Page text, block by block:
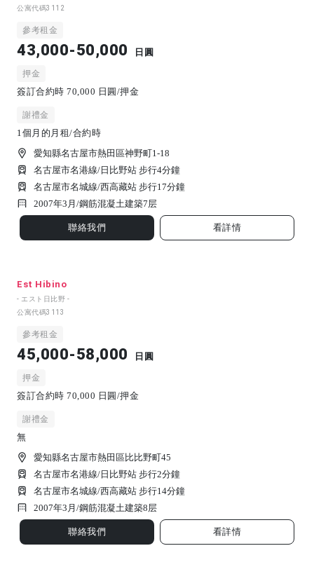
公寓代碼3112
參考租金
43,000-50,000 日圓
押金
簽訂合約時 70,000 日圓/押金
謝禮金
1個月的月租/合約時
愛知縣名古屋市熱田區神野町1-18
名古屋市名港線/日比野站 步行4分鐘
名古屋市名城線/西高藏站 步行17分鐘
2007年3月/鋼筋混凝土建築7 层
聯絡我們 看詳情
Est Hibino
- エスト日比野 -
公寓代碼3113
參考租金
45,000-58,000 日圓
押金
簽訂合約時 70,000 日圓/押金
謝禮金
無
愛知縣名古屋市熱田區比比野町45
名古屋市名港線/日比野站 步行2分鐘
名古屋市名城線/西高藏站 步行14分鐘
2007年3月/鋼筋混凝土建築8 层
聯絡我們 看詳情